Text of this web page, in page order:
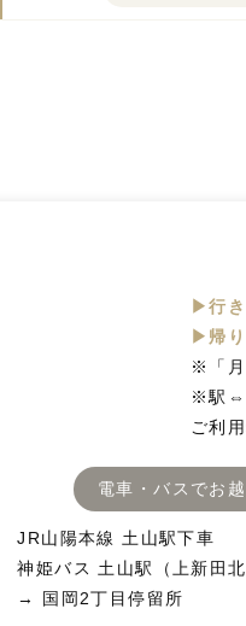
▶行き
▶帰り
※「月
※駅⇔
ご利
電車・バスでお
JR山陽本線 土山駅下車
神姫バス 土山駅（上新田
→ 国岡2丁目停留所